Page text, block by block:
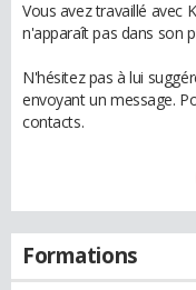
Vous avez travaillé avec
n'apparaît pas dans son
N'hésitez pas à lui
envoyant un message.
contacts.
Formations